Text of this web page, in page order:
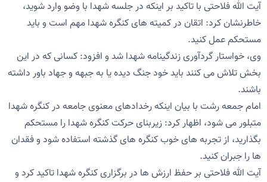
آیت الله فلاحتی با تاکید بر اینکه در جلسه شهدا با وضو وارد شوید،
خاطرنشان کرد: اتقان در کمیته های کنگره شهدا مهم است و باید
مستحکم عمل کنید.
وی، خواستار گردآوری زندگینامه شهدا شد و افزود: کسانی که در این
بخش تلاش می کنند باید خود جنگ دیده یا به جبهه و جهاد باور داشته
باشند.
امام جمعه رشت با بیان اینکه رخدادهای معنوی جامعه در کنگره شهدا
متبلور می شود، اظهار کرد: زیربنای حرکت کنگره شهدا را مستحکم
بگذارید، از تجربه های خوب کنگره های گذشته استفاده شود و فقدان
ها را جبران کنید.
آیت الله فلاحتی بر حفظ ارزش ها در برگزاری کنگره شهدا تاکید کرد و